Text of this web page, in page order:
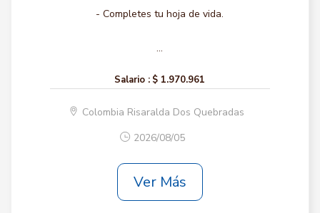
- Completes tu hoja de vida.
...
Salario : $ 1.970.961
Colombia Risaralda Dos Quebradas
2026/08/05
Ver Más